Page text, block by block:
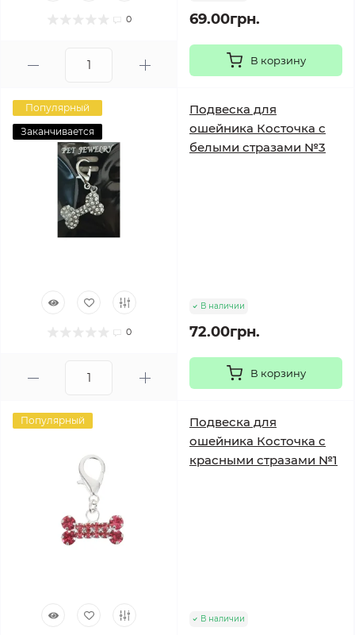
0 69.00грн.
В корзину
Популярный
Заканчивается
0
Подвеска для
ошейника Косточка с
белыми стразами №3
В наличии
72.00грн.
В корзину
Популярный
Подвеска для
ошейника Косточка с
красными стразами №1
В наличии